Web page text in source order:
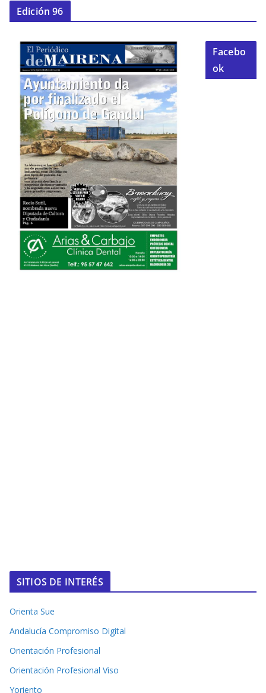
Edición 96
Facebo
ok
SITIOS DE INTERÉS
Orienta Sue
Andalucía Compromiso Digital
Orientación Profesional
Orientación Profesional Viso
Yoriento